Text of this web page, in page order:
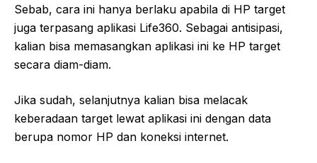
Sebab, cara ini hanya berlaku apabila di HP target
juga terpasang aplikasi Life360. Sebagai antisipasi,
kalian bisa memasangkan aplikasi ini ke HP target
secara diam-diam.
Jika sudah, selanjutnya kalian bisa melacak
keberadaan target lewat aplikasi ini dengan data
berupa nomor HP dan koneksi internet.